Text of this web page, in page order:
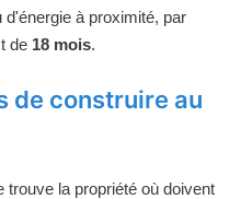
à proximité, par
de 18 mois.
de construire au
trouve la propriété où doivent